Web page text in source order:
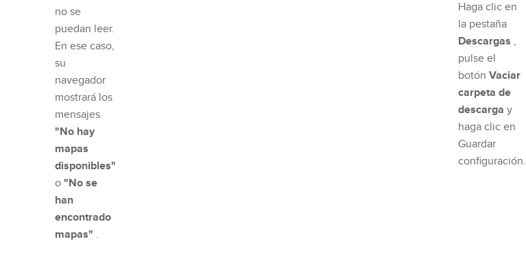
no se
puedan leer.
En ese caso,
su
navegador
mostrará los
mensajes
"No hay
mapas
disponibles"
o"No se
han
encontrado
mapas" .
Haga clic en
la pestaña
Descargas ,
pulse el
botón Vaciar
carpeta de
descarga y
haga clic en
Guardar
configuración.